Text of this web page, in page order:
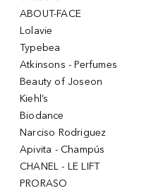
ABOUT-FACE
Lolavie
Typebea
Atkinsons - Perfumes
Beauty of Joseon
Kiehl’s
Biodance
Narciso Rodriguez
Apivita - Champús
CHANEL - LE LIFT
PRORASO